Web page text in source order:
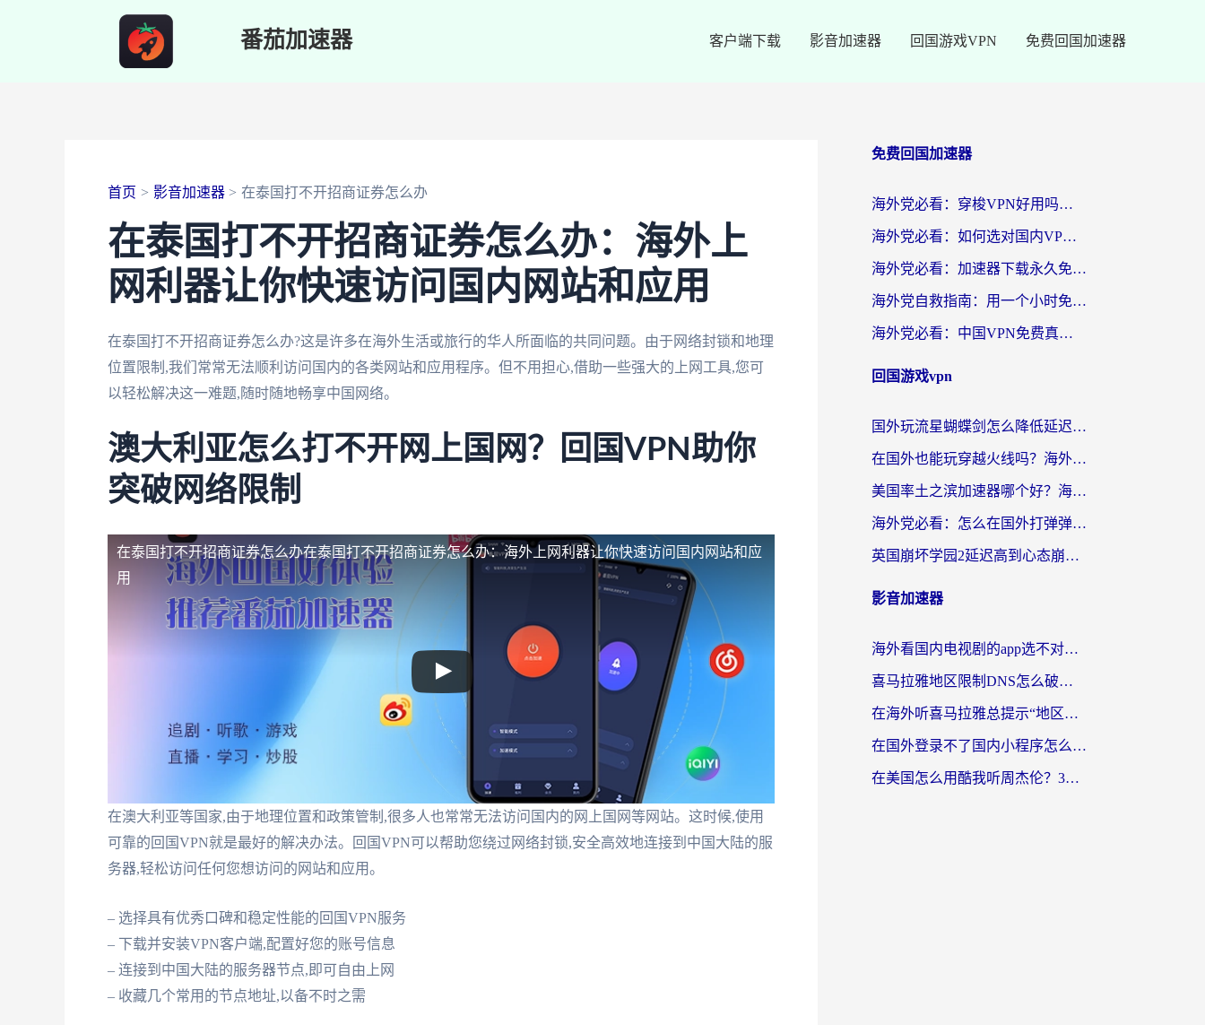
番茄加速器 客户端下载 影音加速器 回国游戏VPN 免费回国加速器
首页 影音加速器 在泰国打不开招商证券怎么办
在泰国打不开招商证券怎么办：海外上
网利器让你快速访问国内网站和应用
在泰国打不开招商证券怎么办?这是许多在海外生活或旅行的华人所面临的共同问题。由于网络封锁和地理
位置限制,我们常常无法顺利访问国内的各类网站和应用程序。但不用担心,借助一些强大的上网工具,您可
以轻松解决这一难题,随时随地畅享中国网络。
澳大利亚怎么打不开网上国网？回国VPN助你
突破网络限制
在泰国打不开招商证券怎么办在泰国打不开招商证券怎么办：海外上网利器让你快速访问国内网站和应
用
在澳大利亚等国家,由于地理位置和政策管制,很多人也常常无法访问国内的网上国网等网站。这时候,使用
可靠的回国VPN就是最好的解决办法。回国VPN可以帮助您绕过网络封锁,安全高效地连接到中国大陆的服
务器,轻松访问任何您想访问的网站和应用。
– 选择具有优秀口碑和稳定性能的回国VPN服务
– 下载并安装VPN客户端,配置好您的账号信息
– 连接到中国大陆的服务器节点,即可自由上网
– 收藏几个常用的节点地址,以备不时之需
免费回国加速器
海外党必看：穿梭VPN好用吗？和云帆VPN对比哪个回国效果更好？附真实测评+避坑指南
海外党必看：如何选对国内VPN，实现无缝访问国内资源？
海外党必看：加速器下载永久免费版真的存在吗？教你无缝访问国内资源的正确姿势
海外党自救指南：用一个小时免费加速器，轻松打破国内资源访问壁垒？
海外党必看：中国VPN免费真的靠谱吗？手把手教你选对回国加速器
回国游戏vpn
国外玩流星蝴蝶剑怎么降低延迟？海外党必看的加速秘籍（含欧洲鸣潮&彩虹岛优化攻略）
在国外也能玩穿越火线吗？海外玩家国服游戏畅玩终极指南
美国率土之滨加速器哪个好？海外党国服游戏畅玩终极指南（附多游戏解决方案）
海外党必看：怎么在国外打弹弹堂不卡？番茄加速器亲测指南
英国崩坏学园2延迟高到心态崩？海外党国服游戏加速终极指南
影音加速器
海外看国内电视剧的app选不对？这份回国加速器避坑指南帮你流畅追剧
喜马拉雅地区限制DNS怎么破？海外党听国内音乐听书的终极解决方案
在海外听喜马拉雅总提示“地区限制”？3步轻松解除+听国内音乐全攻略
在国外登录不了国内小程序怎么办？选对回国加速器，轻松解锁国内资源
在美国怎么用酷我听周杰伦？3步搞定海外听歌难题